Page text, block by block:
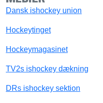
Dansk ishockey union
Hockeytinget
Hockeymagasinet
TV2s ishockey dækning
DRs ishockey sektion